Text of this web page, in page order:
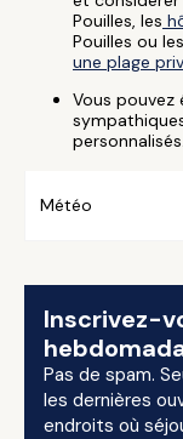
Pouilles, les
Pouilles ou les
une plage
Vous pouvez
personnalisés.
Météo
Inscrivez-
Pas de spam.
les dernières
endroits où